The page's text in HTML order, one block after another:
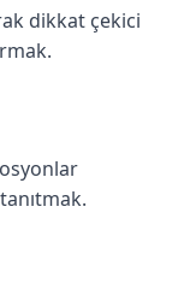
dikkat çekici